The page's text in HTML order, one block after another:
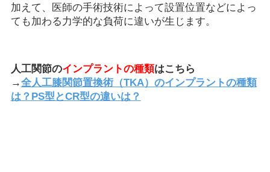
加えて、医師の手術技術によって設置位置などによっ
ても加わる力学的な負荷に違いが生じます。
人工関節のインプラントの種類はこちら
→全人工膝関節置換術（TKA）のインプラントの種類
は？PS型とCR型の違いは？